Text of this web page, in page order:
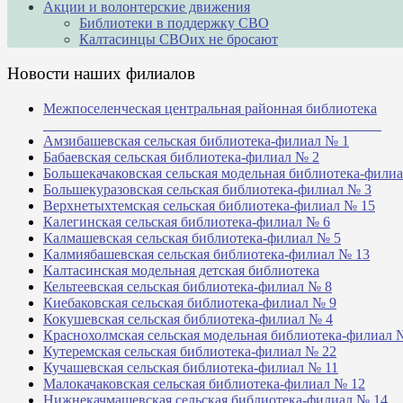
Акции и волонтерские движения
Библиотеки в поддержку СВО
Калтасинцы СВОих не бросают
Новости наших филиалов
Межпоселенческая центральная районная библиотека
Амзибашевская сельская библиотека-филиал № 1
Бабаевская сельская библиотека-филиал № 2
Большекачаковская сельская модельная библиотека-
Большекуразовская сельская библиотека-филиал № 3
Верхнетыхтемская сельская библиотека-филиал № 15
Калегинская сельская библиотека-филиал № 6
Калмашевская сельская библиотека-филиал № 5
Калмиябашевская сельская библиотека-филиал № 13
Калтасинская модельная детская библиотека
Кельтеевская сельская библиотека-филиал № 8
Киебаковская сельская библиотека-филиал № 9
Кокушевская сельская библиотека-филиал № 4
Краснохолмская сельская модельная библиотека-филиал
Кутеремская сельская библиотека-филиал № 22
Кучашевская сельская библиотека-филиал № 11
Малокачаковская сельская библиотека-филиал № 12